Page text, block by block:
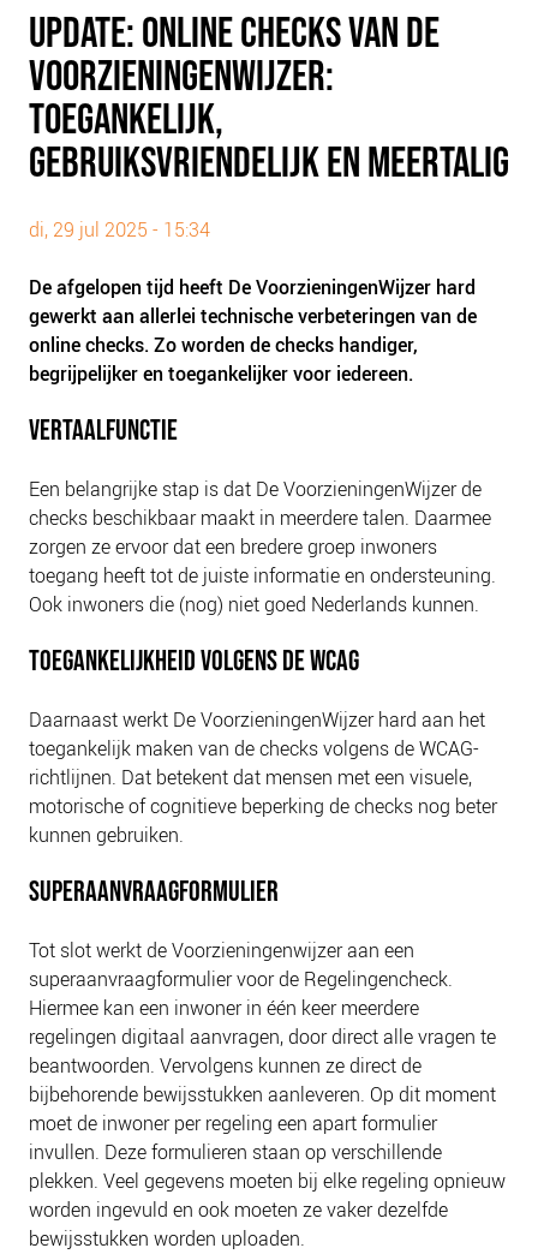
PLINKR NAZORG
SOCIALDEBT
DOORBRAAKMETHODE
COLLECTIEF SCHULDREGELEN
DE VOORZIENINGENWIJZER
VISIE EN MISSIE
HET TEAM
ONZE PARTNERS
VACATURES
OVER NCFG
NIEUWS
BLOGS
UPDATE: ONLINE CHECKS VAN DE
VOORZIENINGENWIJZER:
TOEGANKELIJK,
GEBRUIKSVRIENDELIJK EN MEERTALIG
di, 29 jul 2025 - 15:34
De afgelopen tijd heeft De VoorzieningenWijzer hard
gewerkt aan allerlei technische verbeteringen van de
online checks. Zo worden de checks handiger,
begrijpelijker en toegankelijker voor iedereen.
VERTAALFUNCTIE
Een belangrijke stap is dat De VoorzieningenWijzer de
checks beschikbaar maakt in meerdere talen. Daarmee
zorgen ze ervoor dat een bredere groep inwoners
toegang heeft tot de juiste informatie en ondersteuning.
Ook inwoners die (nog) niet goed Nederlands kunnen.
TOEGANKELIJKHEID VOLGENS DE WCAG
Daarnaast werkt De VoorzieningenWijzer hard aan het
toegankelijk maken van de checks volgens de WCAG-
richtlijnen. Dat betekent dat mensen met een visuele,
motorische of cognitieve beperking de checks nog beter
kunnen gebruiken.
SUPERAANVRAAGFORMULIER
Tot slot werkt de Voorzieningenwijzer aan een
superaanvraagformulier voor de Regelingencheck.
Hiermee kan een inwoner in één keer meerdere
regelingen digitaal aanvragen, door direct alle vragen te
beantwoorden. Vervolgens kunnen ze direct de
bijbehorende bewijsstukken aanleveren. Op dit moment
moet de inwoner per regeling een apart formulier
invullen. Deze formulieren staan op verschillende
plekken. Veel gegevens moeten bij elke regeling opnieuw
worden ingevuld en ook moeten ze vaker dezelfde
bewijsstukken worden uploaden.